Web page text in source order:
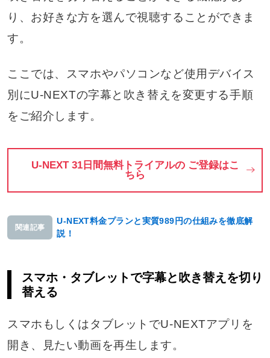
り、お好きな方を選んで視聴することができま
す。
ここでは、スマホやパソコンなど使用デバイス
別にU-NEXTの字幕と吹き替えを変更する手順
をご紹介します。
U-NEXT 31日間無料トライアルの ご登録はこ
ちら
関連記事
U-NEXT料金プランと実質989円の仕組みを徹底解
説！
スマホ・タブレットで字幕と吹き替えを切り
替える
スマホもしくはタブレットでU-NEXTアプリを
開き、見たい動画を再生します。